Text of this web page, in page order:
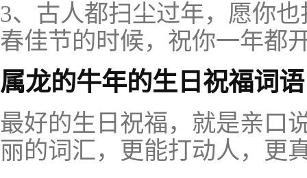
3、古人都扫尘过年，愿你
春佳节的时候，祝你一年都
属龙的牛年的生日祝福词语
最好的生日祝福，就是亲口
丽的词汇，更能打动人，更